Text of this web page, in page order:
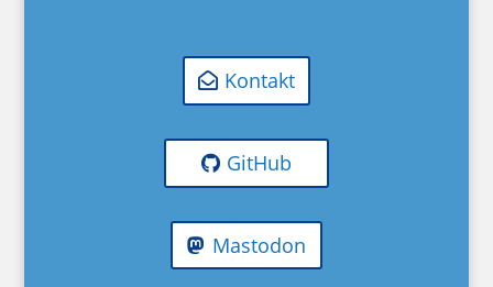
Kontakt
GitHub
Mastodon